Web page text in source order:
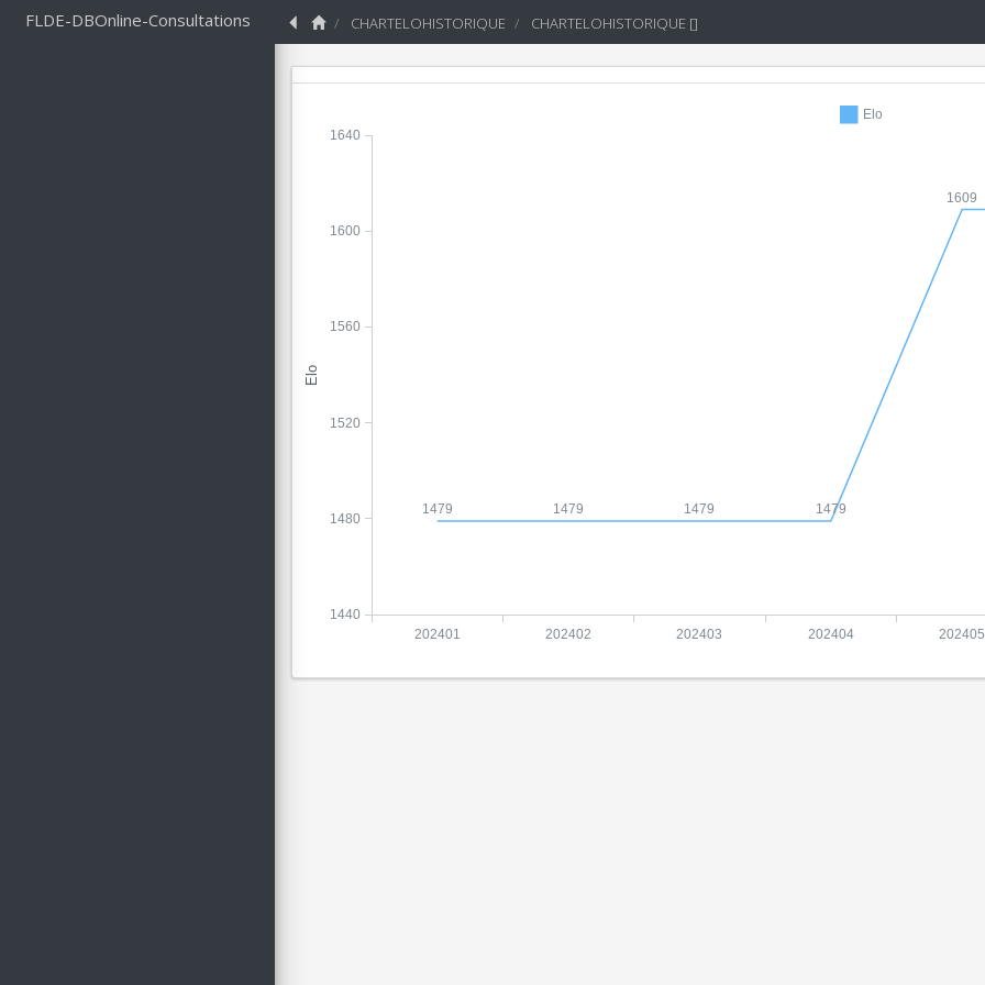
FLDE-DBOnline-Consultations CHARTELOHISTORIQUE CHARTELOHISTORIQUE []
1479 1479 1479 1479
1609
202401 202402 202403 202404 202405
Elo
1440
1480
1520
1560
1600
1640
Elo